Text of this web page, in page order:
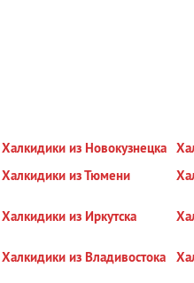
Халкидики из Новокузнецка
Халкидики из Тюмени
Халкидики из Иркутска
Халкидики из Владивостока